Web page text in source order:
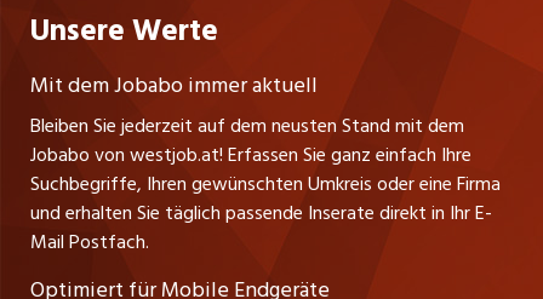
Führungspositionen
Management / Kader-Jobs
Impressum
jobzüri.ch
jobmittelland.ch
jobbern.ch
jobbasel.ch
zentraljob.ch
Gutenbergstrasse 1
A-6858 Schwarzach
Stefan Spötl
Tel. +43 664 39 47 47 7
Leiter westjob.at
Andrea Graf
Tel. +43 664 20 30 02 1
Verkauf und Beratung
Unsere Werte
Mit dem Jobabo immer aktuell
Bleiben Sie jederzeit auf dem neusten Stand mit dem
Jobabo von westjob.at! Erfassen Sie ganz einfach Ihre
Suchbegriffe, Ihren gewünschten Umkreis oder eine Firma
und erhalten Sie täglich passende Inserate direkt in Ihr E-
Mail Postfach.
Optimiert für Mobile Endgeräte